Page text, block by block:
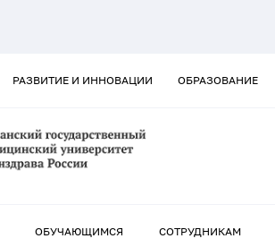
РАЗВИТИЕ И ИННОВАЦИИ ОБРАЗОВАНИЕ
ОБУЧАЮЩИМСЯ СОТРУДНИКАМ